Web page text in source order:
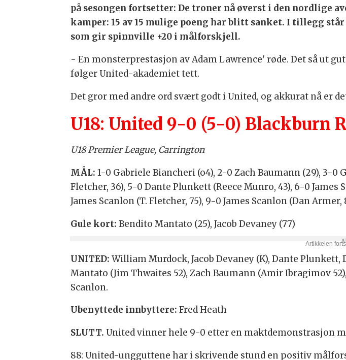
på sesongen fortsetter: De troner nå øverst i den nordlige
kamper: 15 av 15 mulige poeng har blitt sanket. I tillegg
som gir spinnville +20 i målforskjell.
- En monsterprestasjon av Adam Lawrence' røde. Det så ut
følger United-akademiet tett.
Det gror med andre ord svært godt i United, og akkurat nå er
U18: United 9-0 (5-0) Blackburn
U18 Premier League, Carrington
MÅL: 1-0 Gabriele Biancheri (o4), 2-0 Zach Baumann (29), 3-0
Fletcher, 36), 5-0 Dante Plunkett (Reece Munro, 43), 6-0
James Scanlon (T. Fletcher, 75), 9-0 James Scanlon (Dan Armer,
Gule kort: Bendito Mantato (25), Jacob Devaney (77)
UNITED:William Murdock, Jacob Devaney (K), Dante
Mantato (Jim Thwaites 52), Zach Baumann (Amir Ibragimov
Scanlon.
Ubenyttede innbyttere: Fred Heath
SLUTT.United vinner hele 9-0 etter en maktdemonstrasjon
88: United-ungguttene har i skrivende stund en positiv